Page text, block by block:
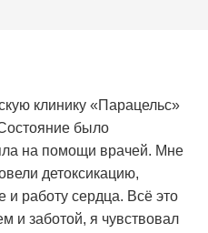
клинику «Парацельс»
было
на помощи врачей. Мне
детоксикацию,
и работу сердца. Всё это
и заботой, я чувствовал